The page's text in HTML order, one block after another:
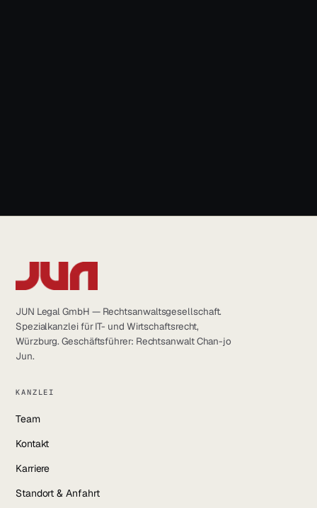
JUN Legal GmbH — Rechtsanwaltsgesellschaft.
Spezialkanzlei für IT- und Wirtschaftsrecht,
Würzburg. Geschäftsführer: Rechtsanwalt Chan-jo
Jun.
KANZLEI
Team
Kontakt
Karriere
Standort & Anfahrt